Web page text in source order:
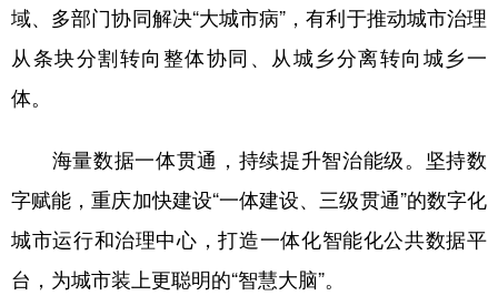
域、多部门协同解决“大城市病”，有利于推动城市治理
从条块分割转向整体协同、从城乡分离转向城乡一
体。
海量数据一体贯通，持续提升智治能级。坚持数
字赋能，重庆加快建设“一体建设、三级贯通”的数字化
城市运行和治理中心，打造一体化智能化公共数据平
台，为城市装上更聪明的“智慧大脑”。